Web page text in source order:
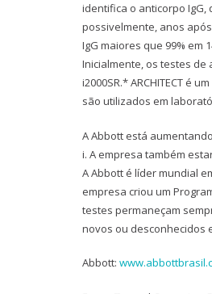
identifica o anticorpo
possivelmente, anos
IgG maiores que 99% em
Inicialmente, os testes de
i2000SR.* ARCHITECT é
são utilizados em
A Abbott está
i. A empresa também
A Abbott é líder mundial
empresa criou um
testes permaneçam
novos ou desconhecidos
Abbott: